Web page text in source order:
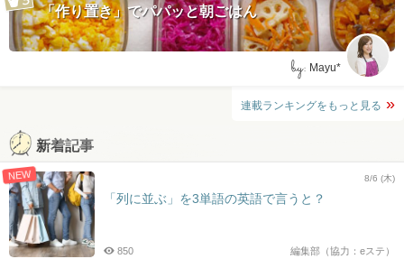
「作り置き」でパパッと朝ごはん
by: Mayu*
連載ランキングをもっと見る
新着記事
NEW 8/6 (木)
「列に並ぶ」を3単語の英語で言うと？
編集部（協力：eステ）
850